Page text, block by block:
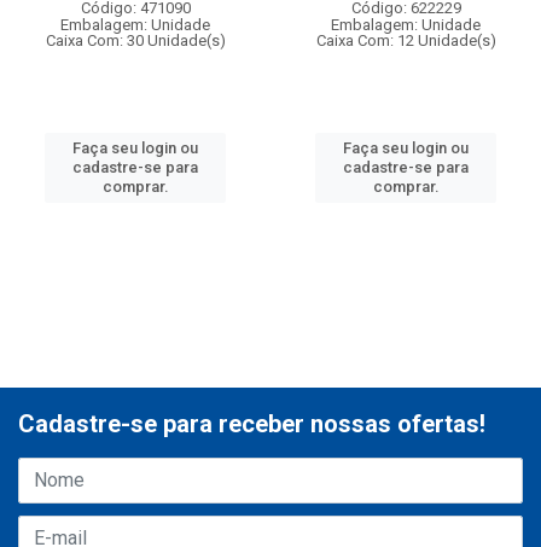
Código: 471090
Embalagem: Unidade
Caixa Com: 30 Unidade(s)
Faça seu login ou
cadastre-se para
comprar.
Código: 622229
Embalagem: Unidade
Caixa Com: 12 Unidade(s)
Faça seu login ou
cadastre-se para
comprar.
Cadastre-se para receber nossas ofertas!